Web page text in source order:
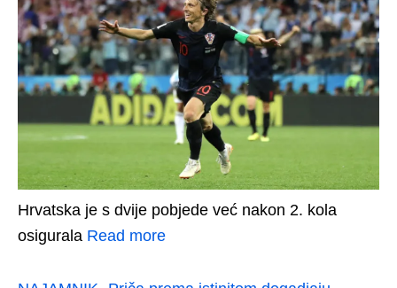
Hrvatska je s dvije pobjede već nakon 2. kola
osigurala Read more